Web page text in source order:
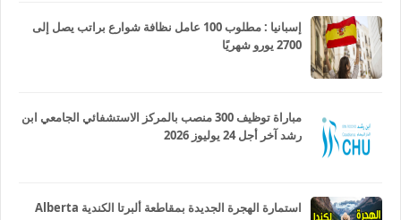
إسبانيا : مطلوب 100 عامل نظافة شوارع براتب يصل إلى
2700 يورو شهريًا
مباراة توظيف 300 منصب بالمركز الاستشفائي الجامعي ابن
رشد آخر أجل 24 يوليوز 2026
استمارة الهجرة الجديدة بمقاطعة ألبرتا الكندية Alberta